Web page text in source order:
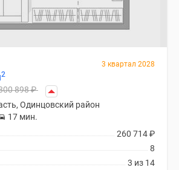
3 квартал 2028
2
898₽
Одинцовский район
17 мин.
260 714₽
8
3 из 14